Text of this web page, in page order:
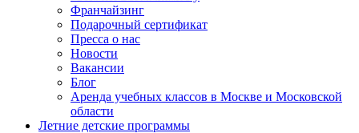
Франчайзинг
Подарочный сертификат
Пресса о нас
Новости
Вакансии
Блог
Аренда учебных классов в Москве и Московской
области
Летние детские программы